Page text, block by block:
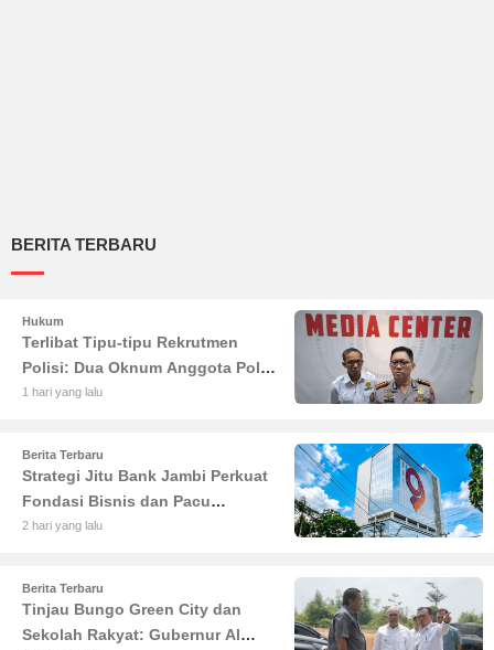
BERITA TERBARU
Hukum
Terlibat Tipu-tipu Rekrutmen
Polisi: Dua Oknum Anggota Polda
Jambi Diciduk Propam
1 hari yang lalu
Berita Terbaru
Strategi Jitu Bank Jambi Perkuat
Fondasi Bisnis dan Pacu
Pertumbuhan Ekonomi Jambi
2 hari yang lalu
Berita Terbaru
Tinjau Bungo Green City dan
Sekolah Rakyat: Gubernur Al